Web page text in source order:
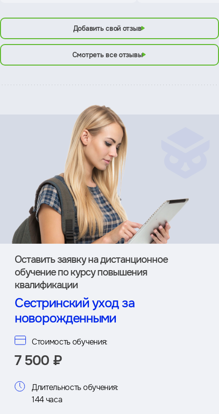
Добавить свой отзыв
Смотреть все отзывы
Оставить заявку на дистан­ционное
обучение по курсу повышения
квалификации
Сестринский уход за
новорожденными
Стоимость обучения:
7 500 ₽
Длительность обучения:
144 часа